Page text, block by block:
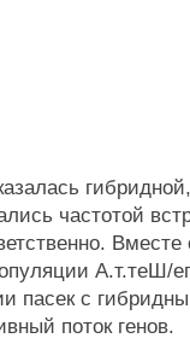
частотой
А.т.теШ/
пасек с
поток генов.